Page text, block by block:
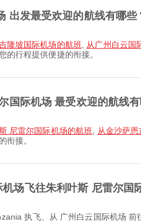
出发最受欢迎的航线有哪些
隆坡国际机场的航班 从广州白云国
的行程提供便捷的衔接。
国际机场 最受欢迎的航线有
尼雷尔国际机场的航班 从金沙萨
衔接。
场飞往朱利叶斯 尼雷尔国
执飞、从 广州白云国际机场